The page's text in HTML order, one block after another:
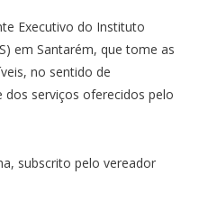
Executivo do Instituto
em Santarém, que tome as
no sentido de
serviços oferecidos pelo
subscrito pelo vereador